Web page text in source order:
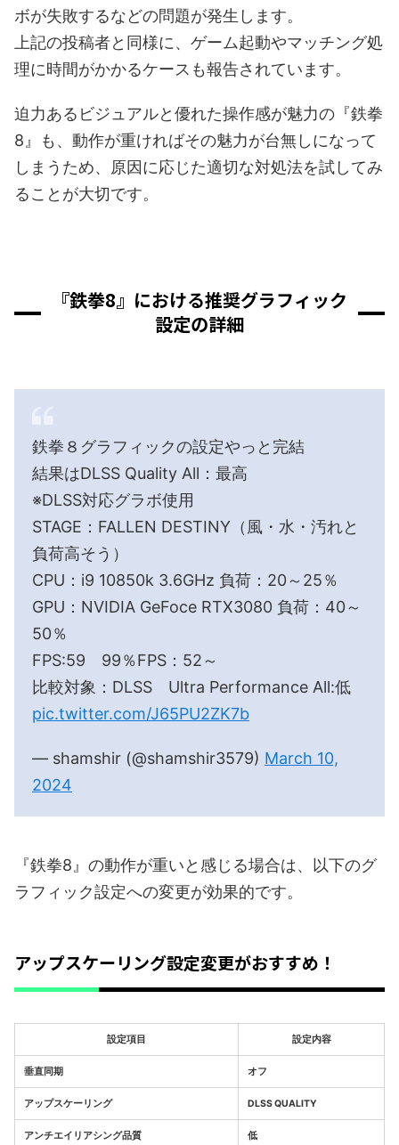
ボが失敗するなどの問題が発生します。
上記の投稿者と同様に、ゲーム起動やマッチング処
理に時間がかかるケースも報告されています。
迫力あるビジュアルと優れた操作感が魅力の『鉄拳
8』も、動作が重ければその魅力が台無しになって
しまうため、原因に応じた適切な対処法を試してみ
ることが大切です。
『鉄拳8』における推奨グラフィック
設定の詳細
鉄拳８グラフィックの設定やっと完結
結果はDLSS Quality All：最高
※DLSS対応グラボ使用
STAGE：FALLEN DESTINY（風・水・汚れと
負荷高そう）
CPU：i9 10850k 3.6GHz 負荷：20～25％
GPU：NVIDIA GeFoce RTX3080 負荷：40～
50％
FPS:59 99％FPS：52～
比較対象：DLSS Ultra Performance All:低
pic.twitter.com/J65PU2ZK7b
— shamshir (@shamshir3579) March 10,
2024
『鉄拳8』の動作が重いと感じる場合は、以下のグ
ラフィック設定への変更が効果的です。
アップスケーリング設定変更がおすすめ！
設定項目 設定内容
垂直同期 オフ
アップスケーリング DLSS QUALITY
アンチエイリアシング品質 低